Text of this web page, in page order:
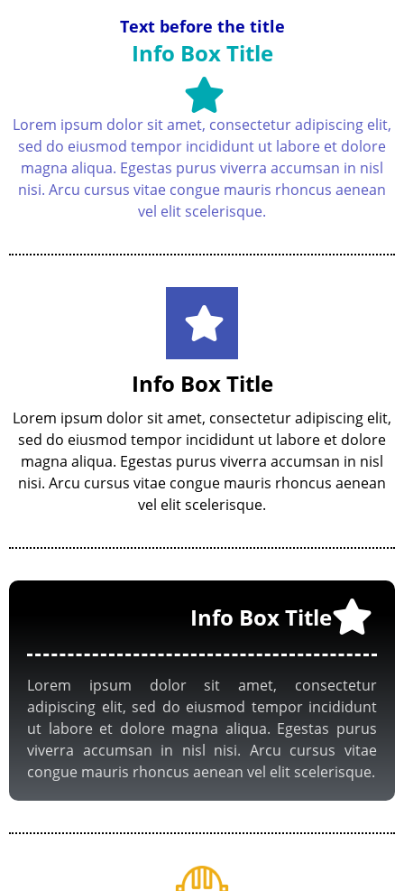
Text before the title
Info Box Title
Lorem ipsum dolor sit amet, consectetur adipiscing elit,
sed do eiusmod tempor incididunt ut labore et dolore
magna aliqua. Egestas purus viverra accumsan in nisl
nisi. Arcu cursus vitae congue mauris rhoncus aenean
vel elit scelerisque.
Info Box Title
Lorem ipsum dolor sit amet, consectetur adipiscing elit,
sed do eiusmod tempor incididunt ut labore et dolore
magna aliqua. Egestas purus viverra accumsan in nisl
nisi. Arcu cursus vitae congue mauris rhoncus aenean
vel elit scelerisque.
Info Box Title
Lorem ipsum dolor sit amet, consectetur
adipiscing elit, sed do eiusmod tempor incididunt
ut labore et dolore magna aliqua. Egestas purus
viverra accumsan in nisl nisi. Arcu cursus vitae
congue mauris rhoncus aenean vel elit scelerisque.